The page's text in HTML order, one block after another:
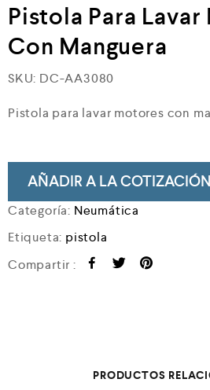
Pistola Para
Con Manguera
SKU: DC-AA3080
Pistola para lavar motores con
AÑADIR A LA COTIZACIÓN
Categoría: Neumática
Etiqueta: pistola
Compartir :
PRODUCTOS